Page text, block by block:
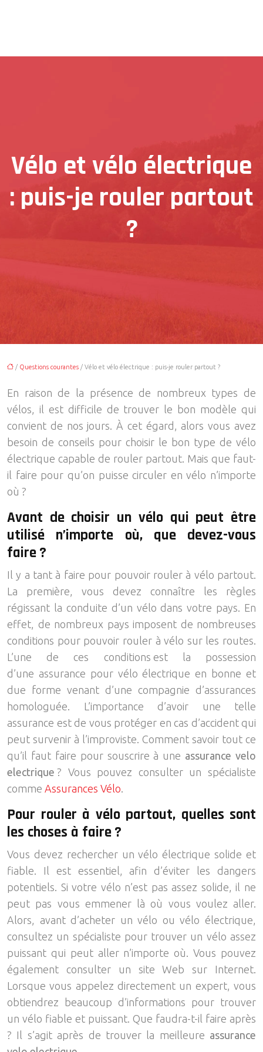
Vélo et vélo électrique
: puis-je rouler partout
?
/ Questions courantes / Vélo et vélo électrique : puis-je rouler partout ?
En raison de la présence de nombreux types de
vélos, il est difficile de trouver le bon modèle qui
convient de nos jours. À cet égard, alors vous avez
besoin de conseils pour choisir le bon type de vélo
électrique capable de rouler partout. Mais que faut-
il faire pour qu’on puisse circuler en vélo n’importe
où ?
Avant de choisir un vélo qui peut être
utilisé n’importe où, que devez-vous
faire ?
Il y a tant à faire pour pouvoir rouler à vélo partout.
La première, vous devez connaître les règles
régissant la conduite d’un vélo dans votre pays. En
effet, de nombreux pays imposent de nombreuses
conditions pour pouvoir rouler à vélo sur les routes.
L’une de ces conditions est la possession
d’une assurance pour vélo électrique en bonne et
due forme venant d’une compagnie d’assurances
homologuée. L’importance d’avoir une telle
assurance est de vous protéger en cas d’accident qui
peut survenir à l’improviste. Comment savoir tout ce
qu’il faut faire pour souscrire à une assurance velo
electrique ? Vous pouvez consulter un spécialiste
comme Assurances Vélo.
Pour rouler à vélo partout, quelles sont
les choses à faire ?
Vous devez rechercher un vélo électrique solide et
fiable. Il est essentiel, afin d’éviter les dangers
potentiels. Si votre vélo n’est pas assez solide, il ne
peut pas vous emmener là où vous voulez aller.
Alors, avant d’acheter un vélo ou vélo électrique,
consultez un spécialiste pour trouver un vélo assez
puissant qui peut aller n’importe où. Vous pouvez
également consulter un site Web sur Internet.
Lorsque vous appelez directement un expert, vous
obtiendrez beaucoup d’informations pour trouver
un vélo fiable et puissant. Que faudra-t-il faire après
? Il s’agit après de trouver la meilleure assurance